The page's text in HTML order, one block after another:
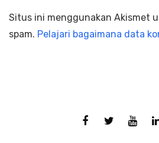
Situs ini menggunakan Akismet
spam. Pelajari bagaimana data